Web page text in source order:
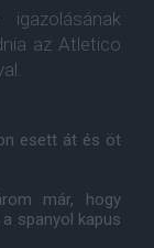
az Atletico
esett át és öt
már, hogy
spanyol kapus